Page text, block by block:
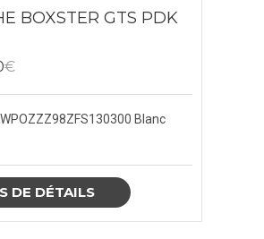
BOXSTER GTS PDK
€
WPOZZZ98ZFS130300 Blanc
DE DÉTAILS